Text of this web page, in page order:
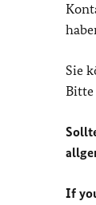
Sie
Bitte
If